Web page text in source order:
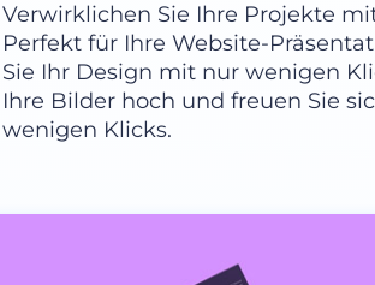
Verwirklichen Sie Ihre Projekte
Perfekt für Ihre Website-
Sie Ihr Design mit nur wenigen
Ihre Bilder hoch und freuen Sie
wenigen Klicks.